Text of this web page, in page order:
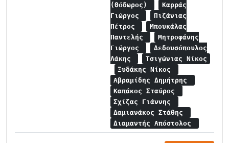
(Θόδωρος)
Καρράς
Γιώργος
Πιζάνιας
Πέτρος
Μπουκάλας
Παντελής
Μητροφάνης
Γιώργος
Δεδουσόπουλος
Λάκης
Τσιγώνιας Νίκος
Ξυδάκης Νίκος
Αβραμίδης Δημήτρης
Καπάκος Σταύρος
Σχίζας Γιάννης
Δαμιανάκος Στάθης
Διαμαντής Απόστολος